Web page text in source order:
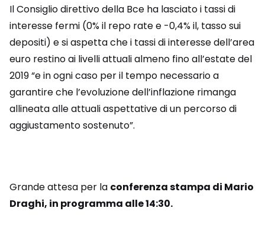
Il Consiglio direttivo della Bce ha lasciato i tassi di
interesse fermi (0% il repo rate e -0,4% il, tasso sui
depositi) e si aspetta che i tassi di interesse dell’area
euro restino ai livelli attuali almeno fino all’estate del
2019 “e in ogni caso per il tempo necessario a
garantire che l’evoluzione dell’inflazione rimanga
allineata alle attuali aspettative di un percorso di
aggiustamento sostenuto”.
Grande attesa per la conferenza stampa di Mario
Draghi, in programma alle 14:30.